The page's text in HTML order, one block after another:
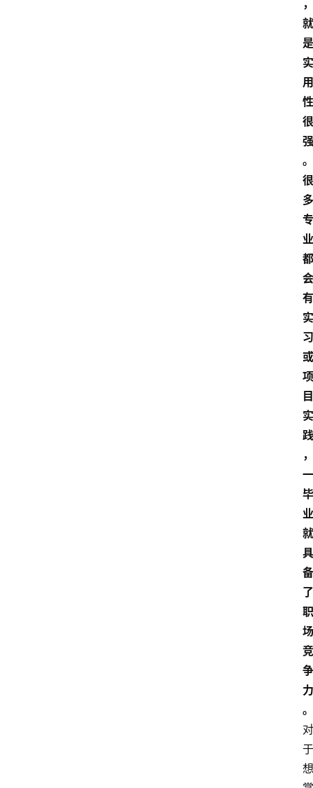
，
就
是
实
用
性
很
强
。
很
多
专
业
都
会
有
实
习
或
项
目
实
践
，
一
毕
业
就
具
备
了
职
场
竞
争
力
。
对
于
想